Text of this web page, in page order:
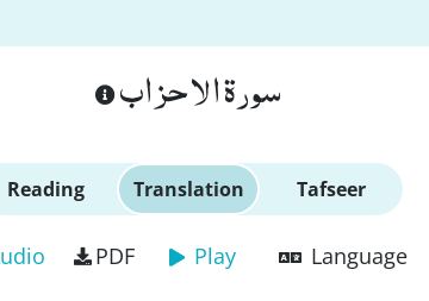
سورة الاحزاب
Reading Translation Tafseer
PDF Play Language